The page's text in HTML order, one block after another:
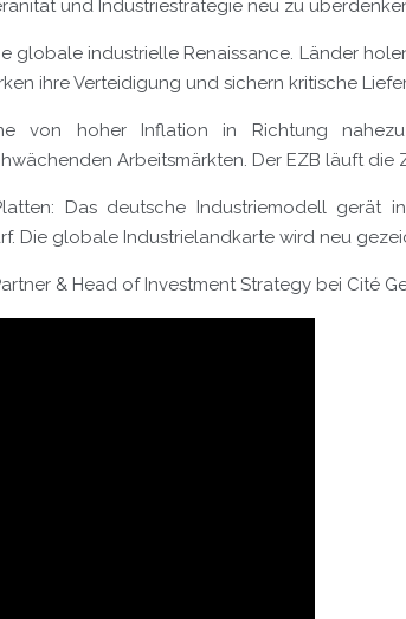
und Industriestrategie neu zu
globale industrielle Renaissance. Länder
ihre Verteidigung und sichern kritische
von hoher Inflation in Richtung
Arbeitsmärkten. Der EZB läuft die
Das deutsche Industriemodell gerät
Die globale Industrielandkarte wird neu
& Head of Investment Strategy bei Cité